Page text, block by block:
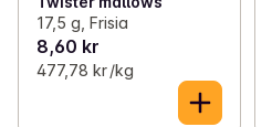
17,5 g, Frisia
8,60 kr
477,78 kr /kg